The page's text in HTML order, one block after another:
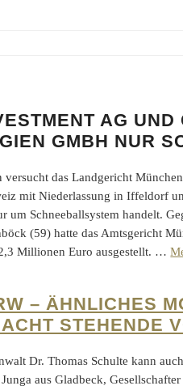
AG UND
GMBH NUR
versucht das Landgericht
mit Niederlassung in Iffeldorf
um Schneeballsystem handelt.
(59) hatte das Amtsgericht
Millionen Euro ausgestellt. …
– ÄHNLICHES
STEHENDE
Dr. Thomas Schulte kann
aus Gladbeck,